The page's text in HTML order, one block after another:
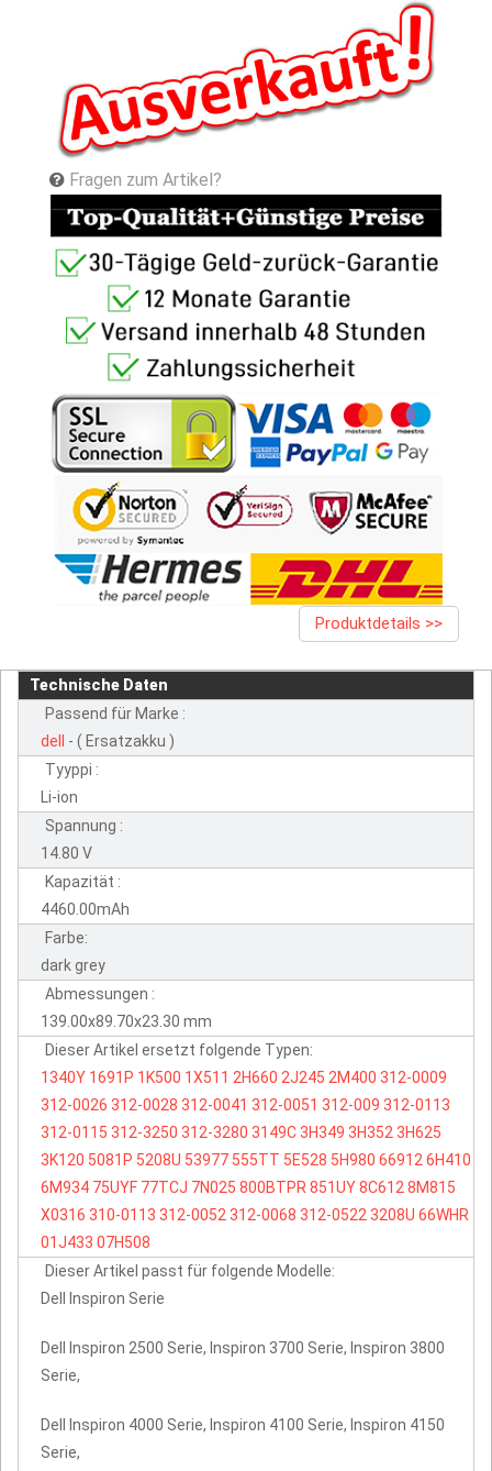
Fragen zum Artikel?
Produktdetails >>
Technische Daten
Passend für Marke :
dell
- ( Ersatzakku )
Tyyppi :
Li-ion
Spannung :
14.80 V
Kapazität :
4460.00mAh
Farbe:
dark grey
Abmessungen :
139.00x89.70x23.30 mm
Dieser Artikel ersetzt folgende Typen:
1340Y 1691P 1K500 1X511 2H660 2J245 2M400 312-0009
312-0026 312-0028 312-0041 312-0051 312-009 312-0113
312-0115 312-3250 312-3280 3149C3H349 3H352 3H625
3K120 5081P 5208U 53977 555TT 5E528 5H980 66912 6H410
6M934 75UYF 77TCJ 7N025 800BTPR 851UY8C612 8M815
X0316 310-0113 312-0052 312-0068 312-0522 3208U 66WHR
01J433 07H508
Dieser Artikel passt für folgende Modelle:
Dell Inspiron Serie
Dell Inspiron 2500 Serie, Inspiron 3700 Serie, Inspiron 3800
Serie,
Dell Inspiron 4000 Serie, Inspiron 4100 Serie, Inspiron 4150
Serie,